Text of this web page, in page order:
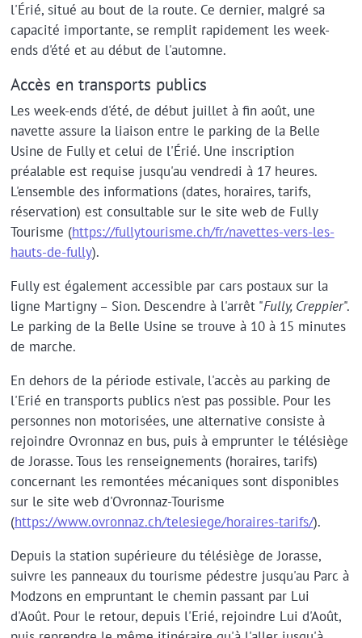
l'Érié, situé au bout de la route. Ce dernier, malgré sa
capacité importante, se remplit rapidement les week-
ends d'été et au début de l'automne.
Accès en transports publics
Les week-ends d'été, de début juillet à fin août, une
navette assure la liaison entre le parking de la Belle
Usine de Fully et celui de l'Érié. Une inscription
préalable est requise jusqu'au vendredi à 17 heures.
L'ensemble des informations (dates, horaires, tarifs,
réservation) est consultable sur le site web de Fully
Tourisme (https://fullytourisme.ch/fr/navettes-vers-les-
hauts-de-fully).
Fully est également accessible par cars postaux sur la
ligne Martigny – Sion. Descendre à l'arrêt "Fully, Creppier".
Le parking de la Belle Usine se trouve à 10 à 15 minutes
de marche.
En dehors de la période estivale, l'accès au parking de
l'Erié en transports publics n'est pas possible. Pour les
personnes non motorisées, une alternative consiste à
rejoindre Ovronnaz en bus, puis à emprunter le télésiège
de Jorasse. Tous les renseignements (horaires, tarifs)
concernant les remontées mécaniques sont disponibles
sur le site web d'Ovronnaz-Tourisme
(https://www.ovronnaz.ch/telesiege/horaires-tarifs/).
Depuis la station supérieure du télésiège de Jorasse,
suivre les panneaux du tourisme pédestre jusqu'au Parc à
Modzons en empruntant le chemin passant par Lui
d'Août. Pour le retour, depuis l'Erié, rejoindre Lui d'Août,